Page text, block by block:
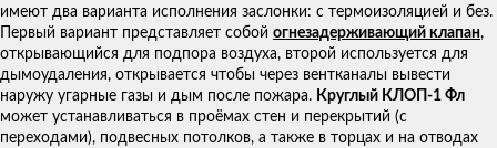
имеют два варианта исполнения заслонки: с термоизоляцией и без.
Первый вариант представляет собой огнезадерживающий клапан,
открывающийся для подпора воздуха, второй используется для
дымоудаления, открывается чтобы через вентканалы вывести
наружу угарные газы и дым после пожара. Круглый КЛОП-1 Фл
может устанавливаться в проёмах стен и перекрытий (с
переходами), подвесных потолков, а также в торцах и на отводах